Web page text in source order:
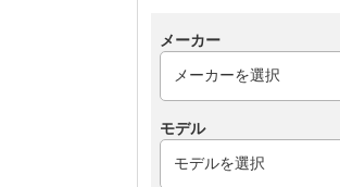
メーカー
モデル